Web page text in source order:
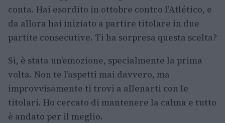
conta. Hai esordito in ottobre contro l’Atlético, e
da allora hai iniziato a partire titolare in due
partite consecutive. Ti ha sorpresa questa scelta?
Sì, è stata un’emozione, specialmente la prima
volta. Non te l’aspetti mai davvero, ma
improvvisamente ti trovi a allenarti con le
titolari. Ho cercato di mantenere la calma e tutto
è andato per il meglio.